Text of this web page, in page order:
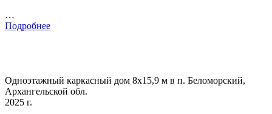
…
Подробнее
Одноэтажный каркасный дом 8х15,9 м в п. Беломорский,
Архангельской обл.
2025 г.